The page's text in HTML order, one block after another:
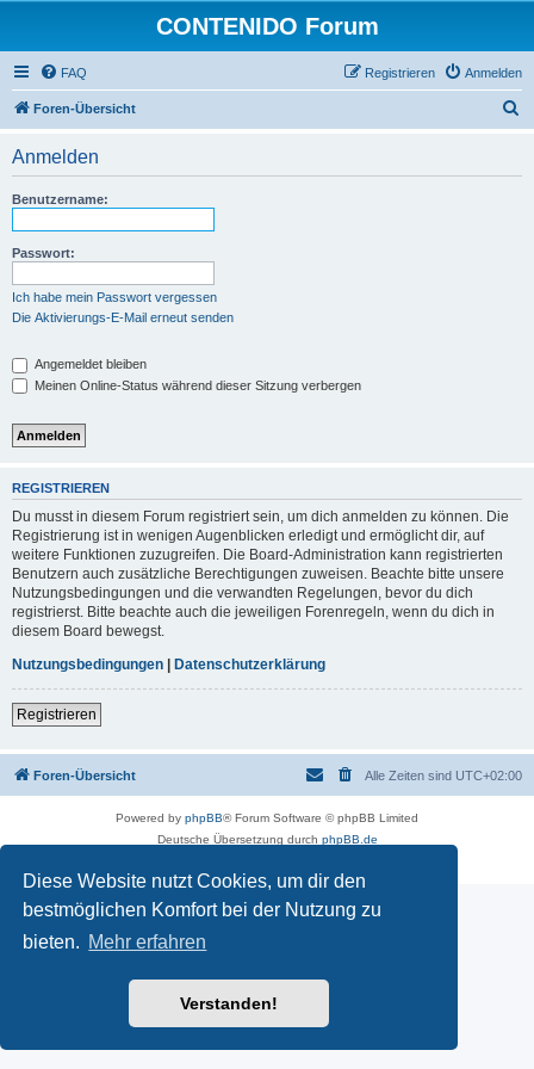
Diese Website nutzt Cookies, um dir den
bestmöglichen Komfort bei der Nutzung zu
bieten. Mehr erfahren
Verstanden!
CONTENIDO Forum
FAQ Anmelden
Registrieren
Foren-Übersicht
Anmelden
Benutzername:
Passwort:
Ich habe mein Passwort vergessen
Die Aktivierungs-E-Mail erneut senden
Angemeldet bleiben
Meinen Online-Status während dieser Sitzung verbergen
REGISTRIEREN
Du musst in diesem Forum registriert sein, um dich anmelden zu können. Die
Registrierung ist in wenigen Augenblicken erledigt und ermöglicht dir, auf
weitere Funktionen zuzugreifen. Die Board-Administration kann registrierten
Benutzern auch zusätzliche Berechtigungen zuweisen. Beachte bitte unsere
Nutzungsbedingungen und die verwandten Regelungen, bevor du dich
registrierst. Bitte beachte auch die jeweiligen Forenregeln, wenn du dich in
diesem Board bewegst.
Nutzungsbedingungen | Datenschutzerklärung
Registrieren
Foren-Übersicht Alle Zeiten sind UTC+02:00
Powered by phpBB® Forum Software © phpBB Limited
Deutsche Übersetzung durch phpBB.de